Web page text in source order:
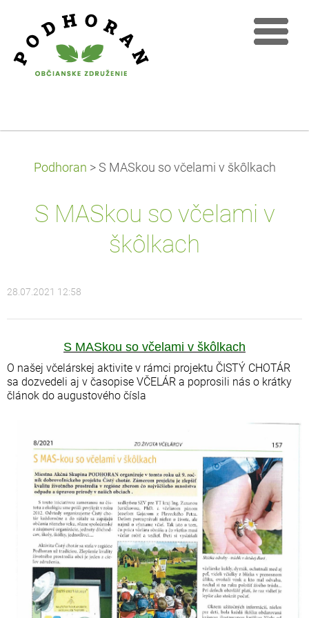
Podhoran > S MASkou so včelami v škôlkach
S MASkou so včelami v
škôlkach
28.07.2021 12:58
S MASkou so včelami v škôlkach
O našej včelárskej aktivite v rámci projektu ČISTÝ CHOTÁR
sa dozvedeli aj v časopise VČELÁR a poprosili nás o krátky
článok do augustového čísla